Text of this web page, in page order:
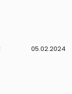
05.02.2024